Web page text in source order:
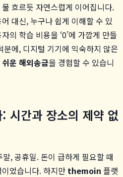
흐르듯 자연스럽게 이어집니다.
대신, 누구나 쉽게 이해할 수 있
의 학습 비용을 ‘0’에 가깝게 만들
에, 디지털 기기에 익숙하지 않은
쉬운 해외송금을 경험할 수 있습니
시간과 장소의 제약 없
, 공휴일. 돈이 급하게 필요할 때
었습니다. 하지만 themoin 플랫